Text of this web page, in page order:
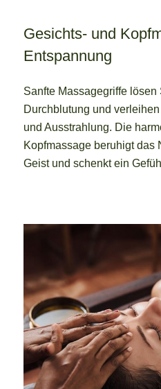
Gesichts- und
Entspannung
Sanfte Massagegriffe
Durchblutung und
und Ausstrahlung. Die
Kopfmassage beruhigt das
Geist und schenkt ein